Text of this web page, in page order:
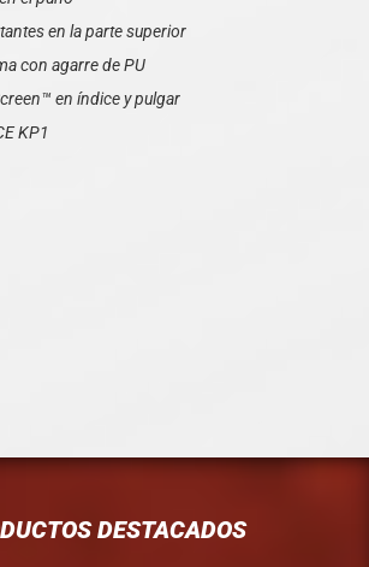
en la parte superior
con agarre de PU
en índice y pulgar
KP1
DESTACADOS